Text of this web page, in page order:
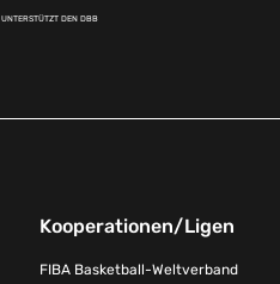
UNTERSTÜTZT DEN DBB
Kooperationen/Ligen
FIBA Basketball-Weltverband